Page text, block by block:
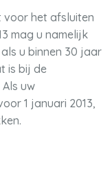
voor het afsluiten
mag u namelijk
u binnen 30 jaar
is bij de
uw
1 januari 2013,